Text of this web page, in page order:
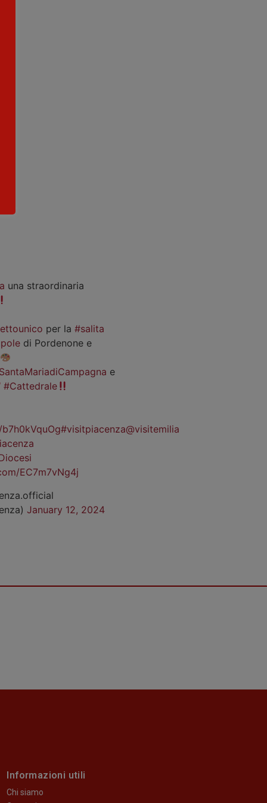
una straordinaria
per la#salita
di Pordenone e
e
#Cattedrale
#visitpiacenza@visitemilia
EC7m7vNg4j
January 12, 2024
Informazioni utili
Chi siamo